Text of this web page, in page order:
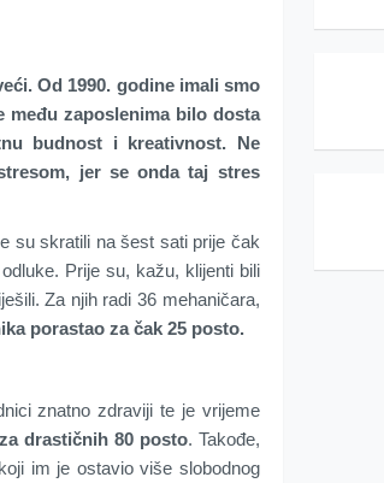
Od 1990. godine imali smo
zaposlenima bilo dosta
budnost i kreativnost. Ne
jer se onda taj stres
su skratili na šest sati prije čak
Prije su, kažu, klijenti bili
Za njih radi 36 mehaničara,
porastao za čak 25 posto.
znatno zdraviji te je vrijeme
drastičnih 80 posto. Takođe,
im je ostavio više slobodnog